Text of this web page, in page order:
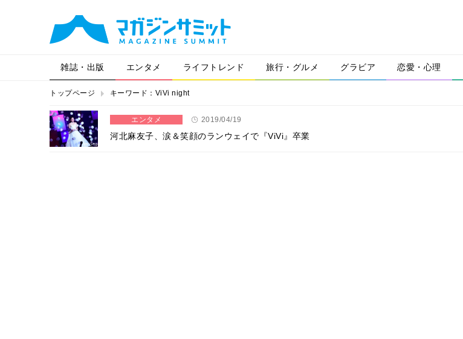
雑誌・出版 エンタメ ライフトレンド 旅行・グルメ グラビア 恋愛・心理
トップページ キーワード：ViVi night
エンタメ 2019/04/19
河北麻友子、涙＆笑顔のランウェイで『ViVi』卒業